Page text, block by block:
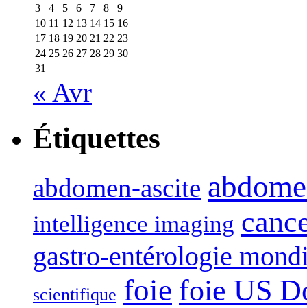
3
4 5 6 7 8
9
10 11 12 13 14 15 16
17 18 19 20 21 22 23
24 25 26 27 28 29 30
31
« Avr
Étiquettes
abdomen-ascite
intelligence imaging
gastro-entérologie
scientifique foie foie US